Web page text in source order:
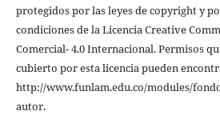
protegidos por las leyes de copyright y
condiciones de la Licencia Creative
Comercial- 4.0 Internacional. Permisos
cubierto por esta licencia pueden
http://www.funlam.edu.co/modules/
autor.